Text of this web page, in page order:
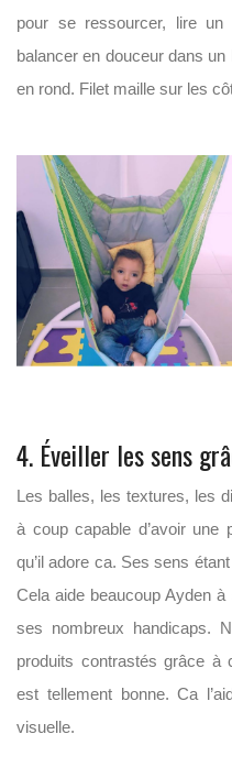
pour se ressourcer, lire
balancer en douceur dans
en rond. Filet maille sur les
4. Éveiller les sens
Les balles, les textures, les
à coup capable d’avoir une
qu’il adore ca. Ses sens
Cela aide beaucoup Ayden
ses nombreux handicaps.
produits contrastés grâce à
est tellement bonne. Ca
visuelle.